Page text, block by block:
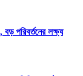
বড় পরিবর্তনের লক্ষ্য